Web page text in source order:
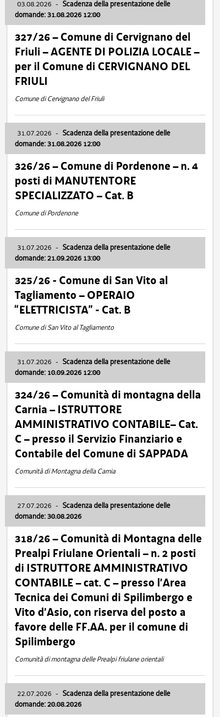
03.08.2026 - Scadenza della presentazione delle
domande: 31.08.2026 12:00
327/26 – Comune di Cervignano del
Friuli – AGENTE DI POLIZIA LOCALE –
per il Comune di CERVIGNANO DEL
FRIULI
Comune di Cervignano del Friuli
31.07.2026 - Scadenza della presentazione delle
domande: 31.08.2026 12:00
326/26 – Comune di Pordenone – n. 4
posti di MANUTENTORE
SPECIALIZZATO – Cat. B
Comune di Pordenone
31.07.2026 - Scadenza della presentazione delle
domande: 21.09.2026 13:00
325/26 - Comune di San Vito al
Tagliamento – OPERAIO
“ELETTRICISTA” - Cat. B
Comune di San Vito al Tagliamento
31.07.2026 - Scadenza della presentazione delle
domande: 10.09.2026 12:00
324/26 – Comunità di montagna della
Carnia – ISTRUTTORE
AMMINISTRATIVO CONTABILE– Cat.
C – presso il Servizio Finanziario e
Contabile del Comune di SAPPADA
Comunità di Montagna della Carnia
27.07.2026 - Scadenza della presentazione delle
domande: 30.08.2026
318/26 – Comunità di Montagna delle
Prealpi Friulane Orientali – n. 2 posti
di ISTRUTTORE AMMINISTRATIVO
CONTABILE – cat. C – presso l’Area
Tecnica dei Comuni di Spilimbergo e
Vito d’Asio, con riserva del posto a
favore delle FF.AA. per il comune di
Spilimbergo
Comunità di montagna delle Prealpi friulane orientali
22.07.2026 - Scadenza della presentazione delle
domande: 20.08.2026